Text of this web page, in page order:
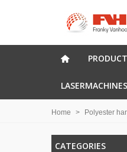
Home > Polyester
CATEGORIES